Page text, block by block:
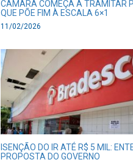
CÂMARA COMEÇA A TRAMITAR
QUE PÕE FIM À ESCALA 6×1
11/02/2026
ISENÇÃO DO IR ATÉ R$ 5 MIL:
PROPOSTA DO GOVERNO